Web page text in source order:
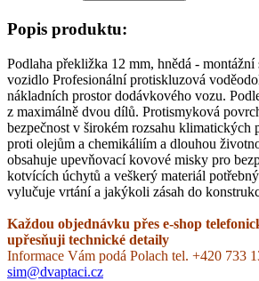
Popis produktu:
Podlaha překližka 12 mm, hnědá -
vozidlo Profesionální protiskluzová
nákladních prostor dodávkového vozu.
z maximálně dvou dílů. Protismyková
bezpečnost v širokém rozsahu klimatických
proti olejům a chemikáliím a dlouhou
obsahuje upevňovací kovové misky pro
kotvících úchytů a veškerý materiál
vylučuje vrtání a jakýkoli zásah do
Každou objednávku přes e-shop
upřesňuji technické detaily
Informace Vám podá Polach tel. +420 733
sim@dvaptaci.cz